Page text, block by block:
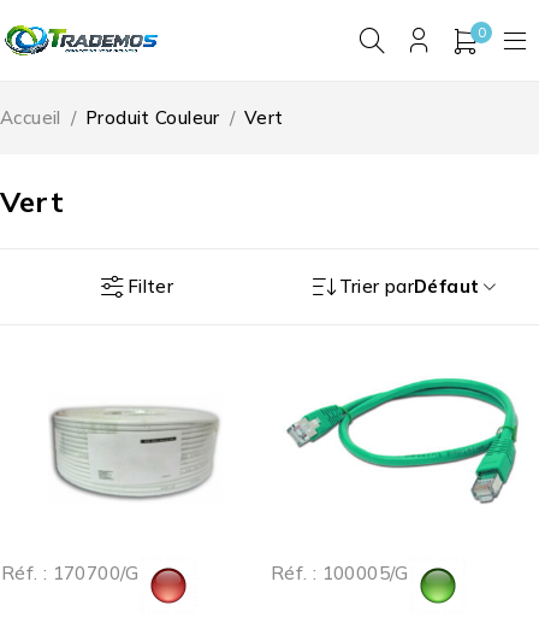
0
Vert
Accueil / Produit Couleur / Vert
Filter Trier parDéfaut
Réf. : 170700/G Réf. : 100005/G